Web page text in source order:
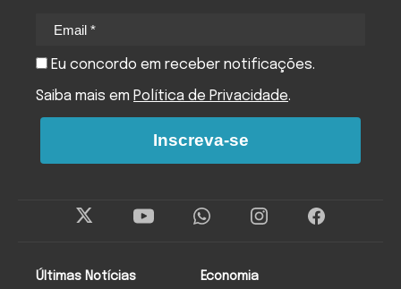
Últimas Notícias Economia
Eu concordo em receber notificações.
Saiba mais em Política de Privacidade.
Inscreva-se